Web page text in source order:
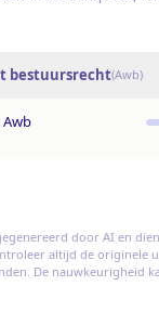
bestuursrecht(Awb)
Awb
door AI en
altijd de originele
De nauwkeurigheid